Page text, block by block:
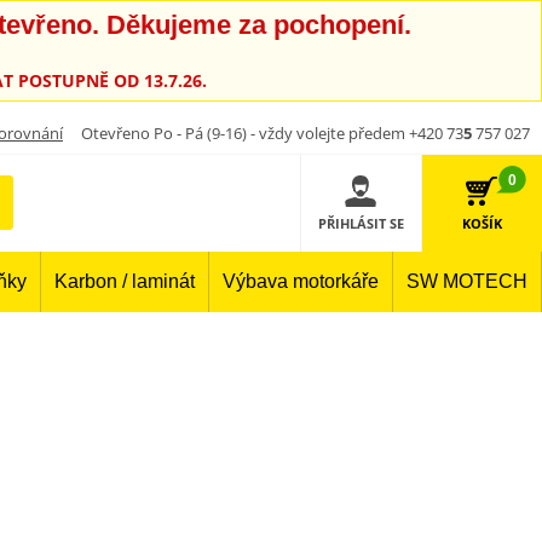
Děkujeme za pochopení.
POSTUPNĚ OD 13.7.26.
Otevřeno Po - Pá (9-16) - vždy volejte předem +420 735757 027
PŘIHLÁSIT SE
0
KOŠÍK
Karbon / laminát Výbava motorkáře SW MOTECH